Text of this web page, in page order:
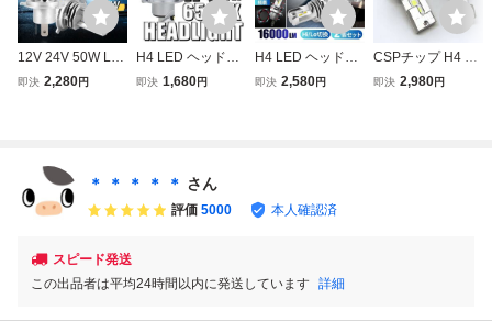
12V 24V 50W LE
D ヘッドライト 6
7 H8 H9 H10 H11
H16 HB3 HB4 #M
即決 2,280円
H4 LED ヘッドラ
イト 明るい 高輝
車 バイク トラッ
即決 1,680円
H4 LED ヘッドラ
イト 冷却ファン
即決 2,580円
CSPチップ H4 LE
D ヘッドライト バ
即決 2,980円
＊ ＊ ＊ ＊ ＊ さん
評価 5000 本人確認済
スピード発送
この出品者は平均24時間以内に発送しています 詳細